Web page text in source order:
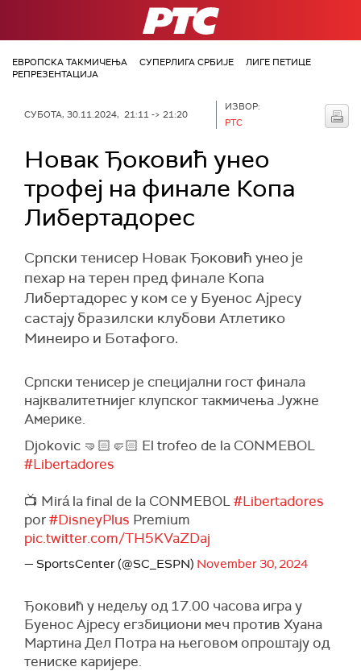
РТС
ЕВРОПСКА ТАКМИЧЕЊА СУПЕРЛИГА СРБИЈЕ
ЛИГЕ ПЕТИЦЕ
РЕПРЕЗЕНТАЦИЈА
СУБОТА, 30.11.2024, 21:11 -> 21:20
ИЗВОР:
РТС
Новак Ђоковић унео
трофеј на финале Копа
Либертадорес
Српски тенисер Новак Ђоковић унео је
пехар на терен пред финале Копа
Либертадорес у ком се у Буенос Ајресу
састају бразилски клубови Атлетико
Минеиро и Ботафого.
Српски тенисер је специјални гост финала
најквалитетнијег клупског такмичења Јужне
Америке.
Djokovic 🤜🏻🤛🏻 El trofeo de la CONMEBOL
#Libertadores
📺 Mirá la final de la CONMEBOL#Libertadores
por#DisneyPlus Premium
pic.twitter.com/TH5KVaZDaj
— SportsCenter (@SC_ESPN) November 30, 2024
Ђоковић у недељу од 17.00 часова игра у
Буенос Ајресу егзбициони меч против Хуана
Мартина Дел Потра на његовом опроштају од
тениске каријере.